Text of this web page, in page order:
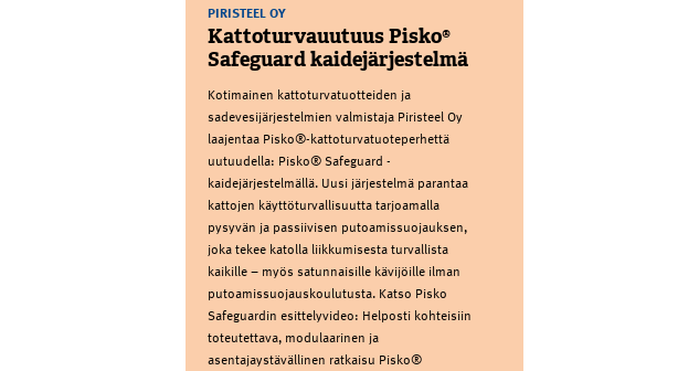
PIRISTEEL OY
Kattoturvauutuus Pisko®
Safeguard kaidejärjestelmä
Kotimainen kattoturvatuotteiden ja
sadevesijärjestelmien valmistaja Piristeel Oy
laajentaa Pisko®-kattoturvatuoteperhettä
uutuudella: Pisko® Safeguard -
kaidejärjestelmällä. Uusi järjestelmä parantaa
kattojen käyttöturvallisuutta tarjoamalla
pysyvän ja passiivisen putoamissuojauksen,
joka tekee katolla liikkumisesta turvallista
kaikille – myös satunnaisille kävijöille ilman
putoamissuojauskoulutusta. Katso Pisko
Safeguardin esittelyvideo: Helposti kohteisiin
toteutettava, modulaarinen ja
asentajaystävällinen ratkaisu Pisko®